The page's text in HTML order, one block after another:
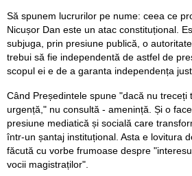
Să spunem lucrurilor pe nume: ceea ce
Nicușor Dan este un atac constituțional.
subjuga, prin presiune publică, o
trebui să fie independentă de astfel de
scopul ei e de a garanta independența
Când Președintele spune "dacă nu treceți
urgență," nu consultă - amenință. Și o
presiune mediatică și socială care
într-un șantaj instituțional. Asta e lovitura
făcută cu vorbe frumoase despre
vocii magistraților".